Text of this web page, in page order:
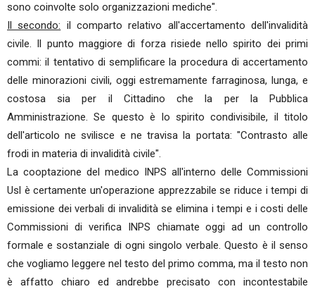
sono coinvolte solo organizzazioni mediche".
Il secondo: il comparto relativo all'accertamento dell'invalidità
civile. Il punto maggiore di forza risiede nello spirito dei primi
commi: il tentativo di semplificare la procedura di accertamento
delle minorazioni civili, oggi estremamente farraginosa, lunga, e
costosa sia per il Cittadino che la per la Pubblica
Amministrazione. Se questo è lo spirito condivisibile, il titolo
dell'articolo ne svilisce e ne travisa la portata: "Contrasto alle
frodi in materia di invalidità civile".
La cooptazione del medico INPS all'interno delle Commissioni
Usl è certamente un'operazione apprezzabile se riduce i tempi di
emissione dei verbali di invalidità se elimina i tempi e i costi delle
Commissioni di verifica INPS chiamate oggi ad un controllo
formale e sostanziale di ogni singolo verbale. Questo è il senso
che vogliamo leggere nel testo del primo comma, ma il testo non
è affatto chiaro ed andrebbe precisato con incontestabile